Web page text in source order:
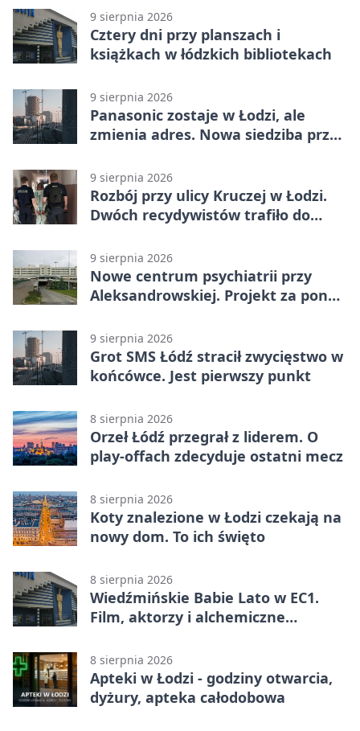
9 sierpnia 2026
Cztery dni przy planszach i
książkach w łódzkich bibliotekach
9 sierpnia 2026
Panasonic zostaje w Łodzi, ale
zmienia adres. Nowa siedziba przy
9 sierpnia 2026
Rozbój przy ulicy Kruczej w Łodzi.
Dwóch recydywistów trafiło do
9 sierpnia 2026
Nowe centrum psychiatrii przy
Aleksandrowskiej. Projekt za ponad
9 sierpnia 2026
Grot SMS Łódź stracił zwycięstwo w
końcówce. Jest pierwszy punkt
8 sierpnia 2026
Orzeł Łódź przegrał z liderem. O
play-offach zdecyduje ostatni mecz
8 sierpnia 2026
Koty znalezione w Łodzi czekają na
nowy dom. To ich święto
8 sierpnia 2026
Wiedźmińskie Babie Lato w EC1.
Film, aktorzy i alchemiczne
8 sierpnia 2026
Apteki w Łodzi - godziny otwarcia,
dyżury, apteka całodobowa